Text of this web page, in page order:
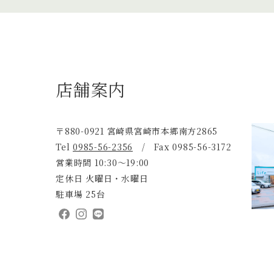
店舗案内
〒880-0921 宮崎県宮崎市本郷南方2865
Tel 0985-56-2356 / Fax 0985-56-3172
営業時間 10:30～19:00
定休日 火曜日・水曜日
駐車場 25台